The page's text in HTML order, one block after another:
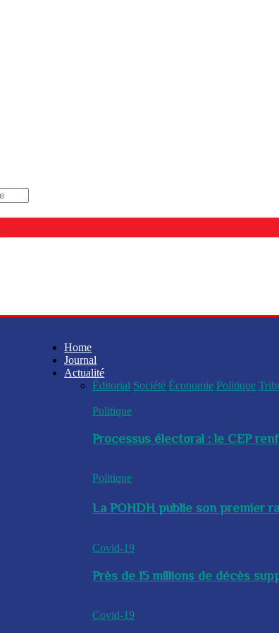
Home
Journal
Actualité
Éditorial Société Économie Politique
Politique
Processus électoral : le CEP
Politique
La POHDH publie son premier
Covid-19
Près de 15 millions de décès
Covid-19